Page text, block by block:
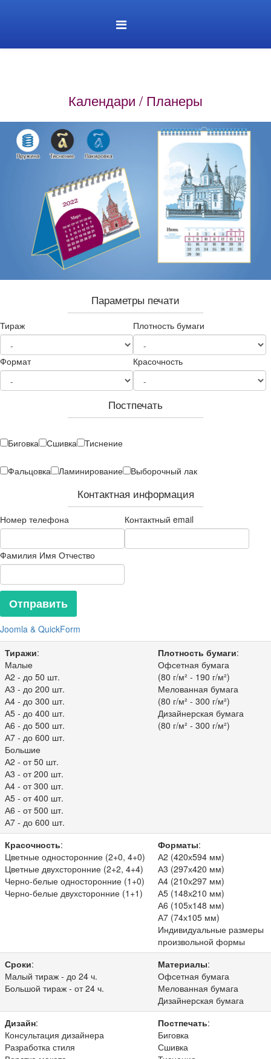
Календари / Планеры
Параметры печати
Тираж Плотность бумаги
Формат Красочность
Постпечать
Биговка Сшивка Тиснение
Фальцовка Ламинирование Выборочный лак
Контактная информация
Номер телефона Контактный email
Фамилия Имя Отчество
Joomla & QuickForm
Тиражи:
Малые
А2 - до 50 шт.
А3 - до 200 шт.
А4 - до 300 шт.
А5 - до 400 шт.
А6 - до 500 шт.
А7 - до 600 шт.
Большие
А2 - от 50 шт.
А3 - от 200 шт.
А4 - от 300 шт.
А5 - от 400 шт.
А6 - от 500 шт.
А7 - до 600 шт.
Плотность бумаги:
Офсетная бумага
(80 г/м² - 190 г/м²)
Мелованная бумага
(80 г/м² - 300 г/м²)
Дизайнерская бумага
(80 г/м² - 300 г/м²)
Красочность:
Цветные односторонние (2+0, 4+0)
Цветные двухсторонние (2+2, 4+4)
Черно-белые односторонние (1+0)
Черно-белые двухсторонние (1+1)
Форматы:
А2 (420х594 мм)
А3 (297х420 мм)
А4 (210х297 мм)
А5 (148х210 мм)
А6 (105х148 мм)
А7 (74х105 мм)
Индивидуальные размеры
произвольной формы
Сроки:
Малый тираж - до 24 ч.
Большой тираж - от 24 ч.
Материалы:
Офсетная бумага
Мелованная бумага
Дизайнерская бумага
Дизайн:
Консультация дизайнера
Разработка стиля
Постпечать:
Биговка
Сшивка